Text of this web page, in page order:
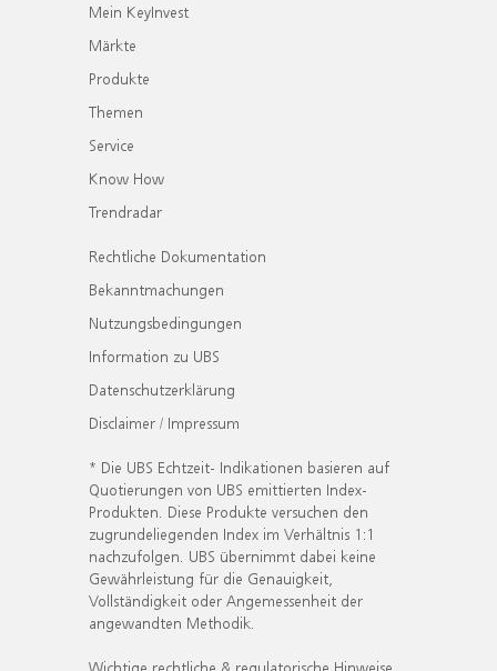
Mein KeyInvest
Märkte
Produkte
Themen
Service
Know How
Trendradar
Rechtliche Dokumentation
Bekanntmachungen
Nutzungsbedingungen
Information zu UBS
Datenschutzerklärung
Disclaimer / Impressum
* Die UBS Echtzeit- Indikationen basieren auf
Quotierungen von UBS emittierten Index-
Produkten. Diese Produkte versuchen den
zugrundeliegenden Index im Verhältnis 1:1
nachzufolgen. UBS übernimmt dabei keine
Gewährleistung für die Genauigkeit,
Vollständigkeit oder Angemessenheit der
angewandten Methodik.